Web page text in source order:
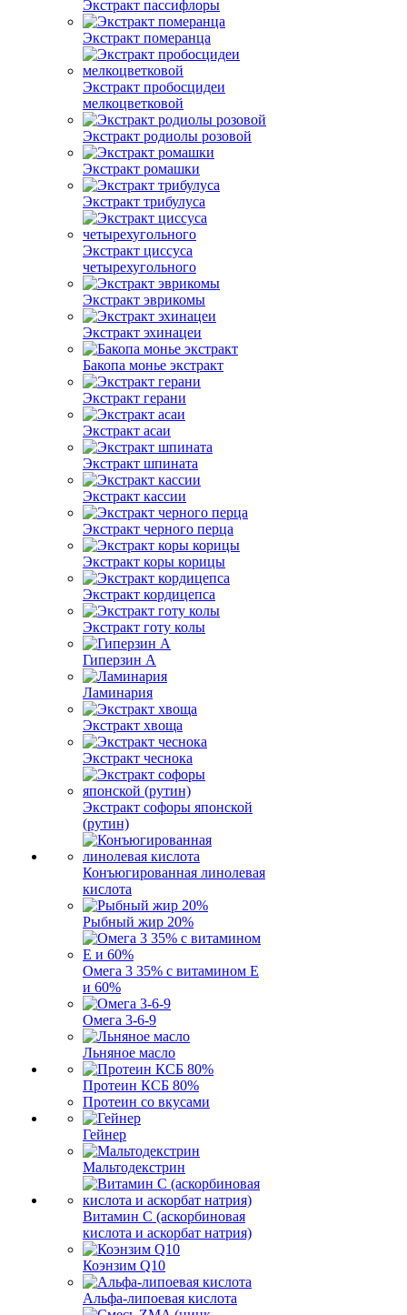
Экстракт пассифлоры
Экстракт померанца
Экстракт пробосцидеи
мелкоцветковой
Экстракт родиолы розовой
Экстракт ромашки
Экстракт трибулуса
Экстракт циссуса
четырехугольного
Экстракт эврикомы
Экстракт эхинацеи
Бакопа монье экстракт
Экстракт герани
Экстракт асаи
Экстракт шпината
Экстракт кассии
Экстракт черного перца
Экстракт коры корицы
Экстракт кордицепса
Экстракт готу колы
Гиперзин А
Ламинария
Экстракт хвоща
Экстракт чеснока
Экстракт софоры японской
(рутин)
Конъюгированная линолевая
кислота
Рыбный жир 20%
Омега 3 35% с витамином Е
и 60%
Омега 3-6-9
Льняное масло
Протеин КСБ 80%
Протеин со вкусами
Гейнер
Мальтодекстрин
Витамин C (аскорбиновая
кислота и аскорбат натрия)
Коэнзим Q10
Альфа-липоевая кислота